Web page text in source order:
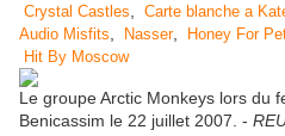
Crystal Castles, Carte blanche a
Audio Misfits, Nasser, Honey For
Hit By Moscow
Le groupe Arctic Monkeys lors du
Benicassim le 22 juillet 2007. -